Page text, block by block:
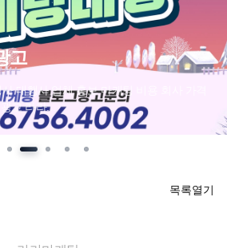
고
대행사 업체 홍보 마케팅 비용 회사 가격
고 라라...
목록열기